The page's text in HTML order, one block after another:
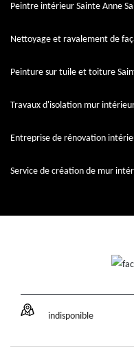
Peintre intérieur Sainte Anne
Nettoyage et ravalement de
Peinture sur tuile et toiture
Travaux d'isolation mur
Entreprise de rénovation
Service de création de mur
indisponible